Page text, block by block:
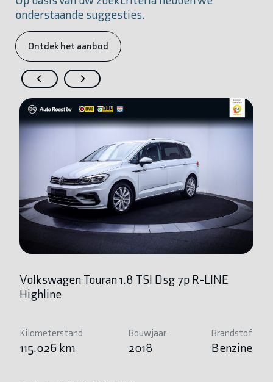
onderstaande suggesties.
Ontdek het aanbod
Volkswagen Touran 1.8 TSI Dsg 7p R-LINE
Highline
Kilometerstand
115.026 km
Bouwjaar
2018
Brandstof
Benzine